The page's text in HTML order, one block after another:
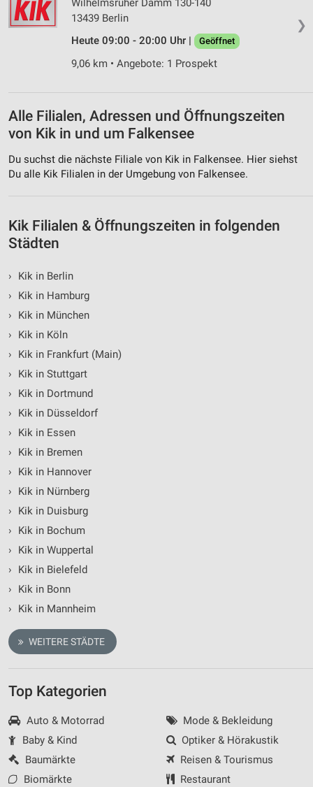
❯
Wilhelmsruher Damm 130-140
13439 Berlin
Heute 09:00 - 20:00 Uhr |
Geöffnet
9,06 km • Angebote: 1 Prospekt
Alle Filialen, Adressen und Öffnungszeiten
von Kik in und um Falkensee
Du suchst die nächste Filiale von Kik in Falkensee. Hier siehst
Du alle Kik Filialen in der Umgebung von Falkensee.
Kik Filialen & Öffnungszeiten in folgenden
Städten
›
Kik in Berlin
›
Kik in Hamburg
›
Kik in München
›
Kik in Köln
›
Kik in Frankfurt (Main)
›
Kik in Stuttgart
›
Kik in Dortmund
›
Kik in Düsseldorf
›
Kik in Essen
›
Kik in Bremen
›
Kik in Hannover
›
Kik in Nürnberg
›
Kik in Duisburg
›
Kik in Bochum
›
Kik in Wuppertal
›
Kik in Bielefeld
›
Kik in Bonn
›
Kik in Mannheim
WEITERE STÄDTE
Top Kategorien
Auto & Motorrad
Baby & Kind
Baumärkte
Biomärkte
Mode & Bekleidung
Optiker & Hörakustik
Reisen & Tourismus
Restaurant
Performance